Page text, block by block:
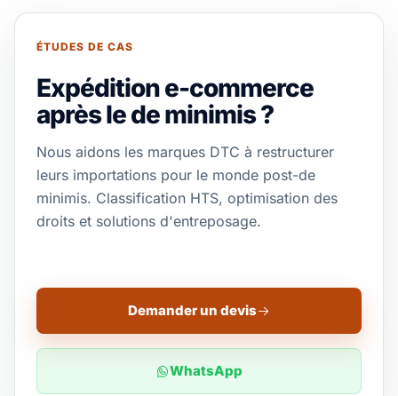
ÉTUDES DE CAS
Expédition e-commerce
après le de minimis ?
Nous aidons les marques DTC à restructurer
leurs importations pour le monde post-de
minimis. Classification HTS, optimisation des
droits et solutions d'entreposage.
Demander un devis
WhatsApp